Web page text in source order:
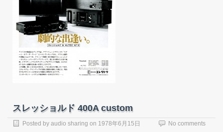
スレッショルド 400A custom
Posted by audio sharing on 1978年6月15日 No comments